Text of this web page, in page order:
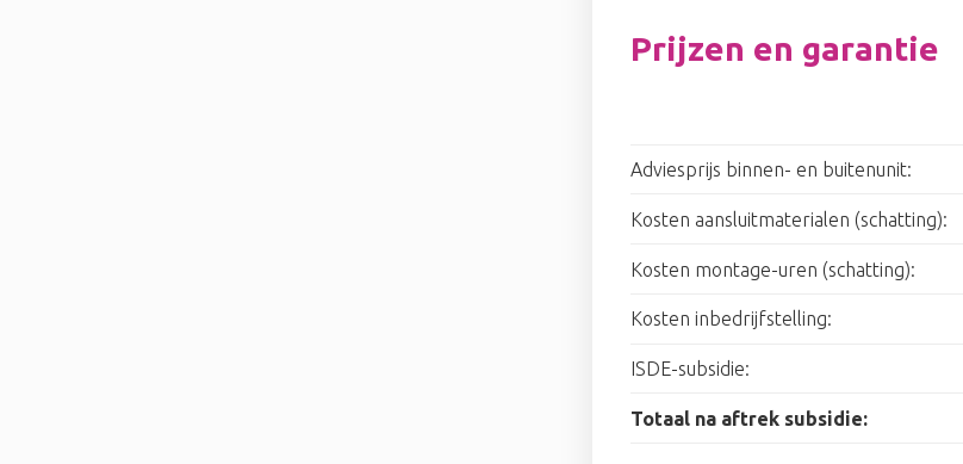
Prijzen en garantie
Adviesprijs binnen- en buitenunit:
Kosten aansluitmaterialen (schatting):
Kosten montage-uren (schatting):
Kosten inbedrijfstelling:
ISDE-subsidie:
Totaal na aftrek subsidie: